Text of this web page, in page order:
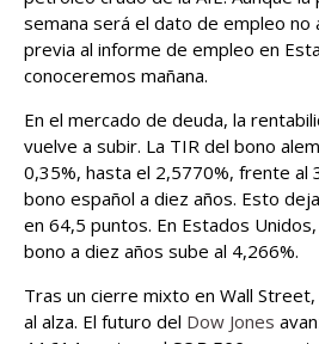
semana será el dato de empleo no
previa al informe de empleo en
conoceremos mañana.
En el mercado de deuda, la
vuelve a subir. La TIR del bono
0,35%, hasta el 2,5770%, frente al
bono español a diez años. Esto
en 64,5 puntos. En Estados
bono a diez años sube al 4,266%.
Tras un cierre mixto en Wall
al alza. El futuro del Dow Jones